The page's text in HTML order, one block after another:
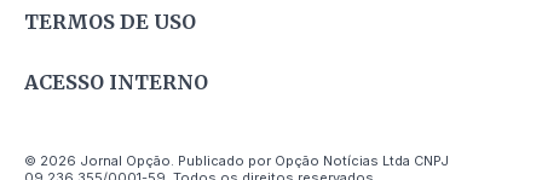
TERMOS DE USO
ACESSO INTERNO
© 2026 Jornal Opção. Publicado por Opção Notícias Ltda CNPJ